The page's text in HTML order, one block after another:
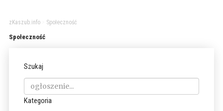
zKaszub.info> Społeczność
Społeczność
Szukaj
Kategoria